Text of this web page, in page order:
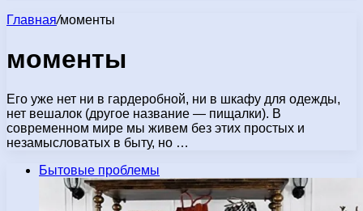
Главная/моменты
моменты
Его уже нет ни в гардеробной, ни в шкафу для одежды,
нет вешалок (другое название — пищалки). В
современном мире мы живем без этих простых и
незамысловатых в быту, но …
Бытовые проблемы